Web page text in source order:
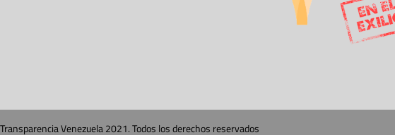
Transparencia Venezuela 2021. Todos los derechos reservados